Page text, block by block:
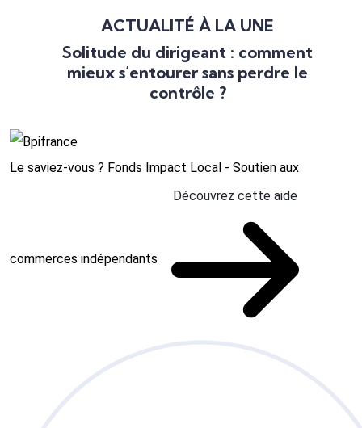
ACTUALITÉ À LA UNE
Solitude du dirigeant : comment
mieux s’entourer sans perdre le
contrôle ?
Le saviez-vous ? Fonds Impact Local - Soutien aux
commerces indépendants
Découvrez cette aide